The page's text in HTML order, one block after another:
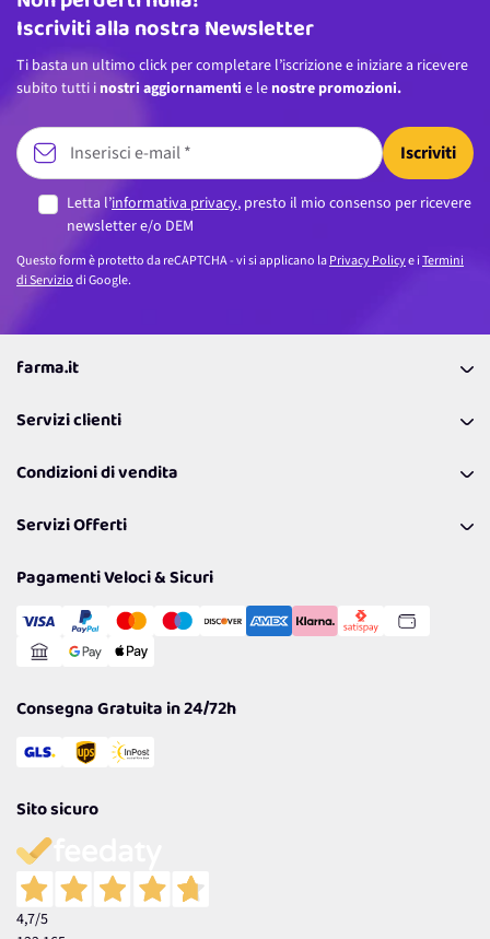
Iscriviti alla nostra Newsletter
Ti basta un ultimo click per completare l’iscrizione e iniziare a ricevere
subito tutti i nostri aggiornamenti e le nostre promozioni.
Iscriviti
Letta l’informativa privacy, presto il mio consenso per ricevere
newsletter e/o DEM
Questo form è protetto da reCAPTCHA - vi si applicano laPrivacy Policye iTermini
di Serviziodi Google.
farma.it
Coupon
Lavora con noi
Politiche per la parità di genere
Servizi clienti
Richiamami
Resi
Condizioni di vendita
Spedizioni
Cookie Policy
Gestisci Cookie
Servizi Offerti
Reso Facile e Veloce
Pagamenti Veloci & Sicuri
Consegna Gratuita in 24/72h
Sito sicuro
4,7/5